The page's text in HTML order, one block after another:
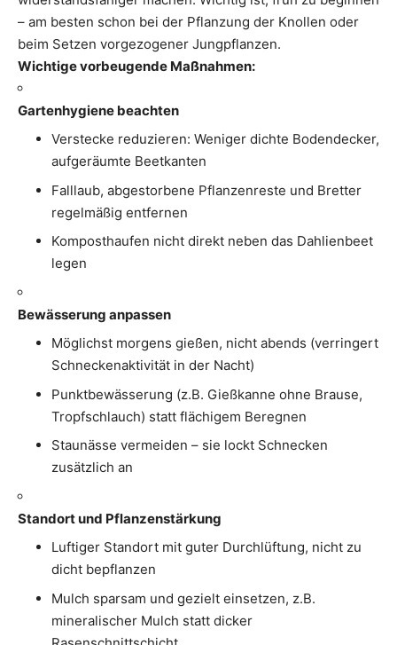
– am besten schon bei der Pflanzung der Knollen oder
beim Setzen vorgezogener Jungpflanzen.
Wichtige vorbeugende Maßnahmen:
Gartenhygiene beachten
Verstecke reduzieren: Weniger dichte Bodendecker,
aufgeräumte Beetkanten
Falllaub, abgestorbene Pflanzenreste und Bretter
regelmäßig entfernen
Komposthaufen nicht direkt neben das Dahlienbeet
legen
Bewässerung anpassen
Möglichst morgens gießen, nicht abends (verringert
Schneckenaktivität in der Nacht)
Punktbewässerung (z.B. Gießkanne ohne Brause,
Tropfschlauch) statt flächigem Beregnen
Staunässe vermeiden – sie lockt Schnecken
zusätzlich an
Standort und Pflanzenstärkung
Luftiger Standort mit guter Durchlüftung, nicht zu
dicht bepflanzen
Mulch sparsam und gezielt einsetzen, z.B.
mineralischer Mulch statt dicker